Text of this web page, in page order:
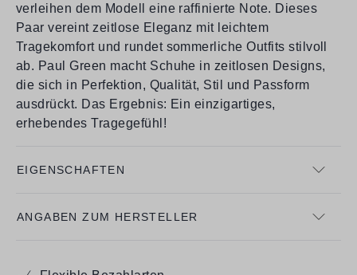
verleihen dem Modell eine raffinierte Note. Dieses
Paar vereint zeitlose Eleganz mit leichtem
Tragekomfort und rundet sommerliche Outfits stilvoll
ab. Paul Green macht Schuhe in zeitlosen Designs,
die sich in Perfektion, Qualität, Stil und Passform
ausdrückt. Das Ergebnis: Ein einzigartiges,
erhebendes Tragegefühl!
EIGENSCHAFTEN
ANGABEN ZUM HERSTELLER